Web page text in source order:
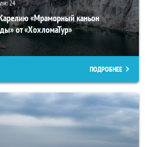
24
«Мраморный каньон
от «ХохломаТур»
ПОДРОБНЕЕ